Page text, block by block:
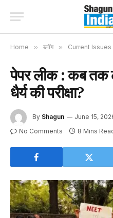
Home » ब्लॉग » Current Issues
पेपर लीक : कब तक
धैर्य की परीक्षा?
By Shagun June 15,
No Comments 8 Mins